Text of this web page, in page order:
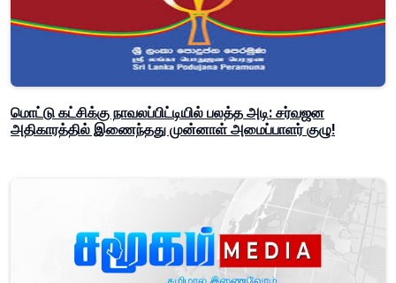
மொட்டு கட்சிக்கு நாவலப்பிட்டியில் பலத்த அடி: சர்வஜன
அதிகாரத்தில் இணைந்தது முன்னாள் அமைப்பாளர் குழு!